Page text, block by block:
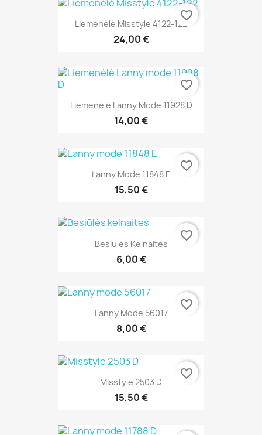
Liemenėlė Misstyle 4122-122
24,00 €
favorite_border
Liemenėlė Lanny Mode 11928 D
14,00 €
favorite_border
Lanny Mode 11848 E
15,50 €
favorite_border
Besiūlės Kelnaites
6,00 €
favorite_border
Lanny Mode 56017
8,00 €
favorite_border
Misstyle 2503 D
15,50 €
favorite_border